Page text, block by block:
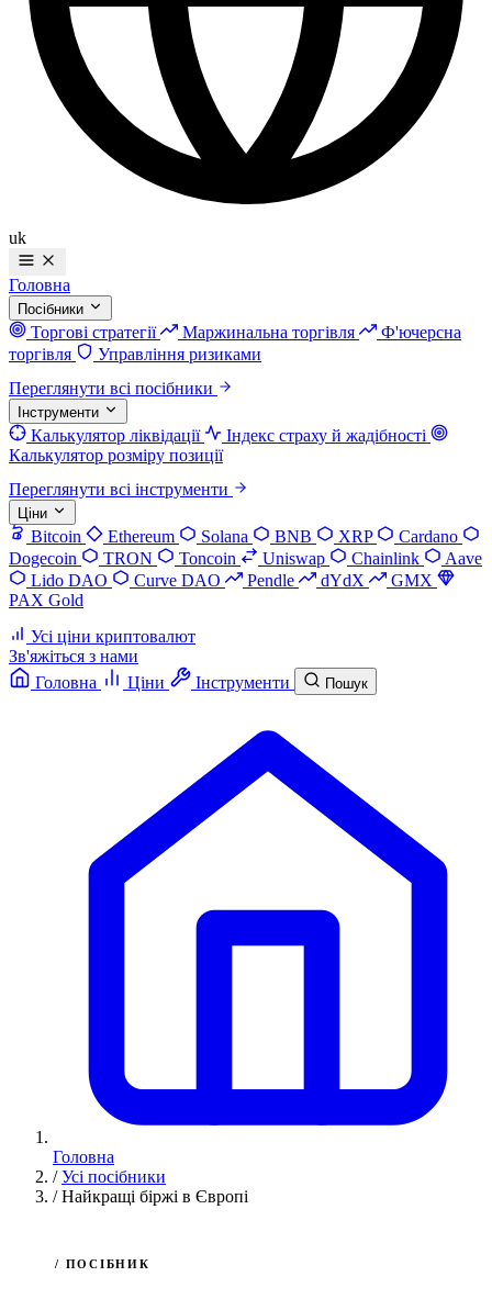
uk
Головна
Посібники
Торгові стратегії Маржинальна торгівля
Ф'ючерсна
торгівля
Управління ризиками
Переглянути всі посібники
Інструменти
Калькулятор ліквідації
Індекс страху й жадібності
Калькулятор розміру позиції
Переглянути всі інструменти
Ціни
Bitcoin Ethereum Solana BNB XRP
Cardano
Dogecoin
TRON Toncoin Uniswap Chainlink
Aave
Lido DAO
Curve DAO Pendle dYdX
GMX
PAX Gold
Усі ціни криптовалют
Зв'яжіться з нами
Головна
Ціни Інструменти Пошук
Головна
/ Усі посібники
/ Найкращі біржі в Європі
/ ПОСІБНИК